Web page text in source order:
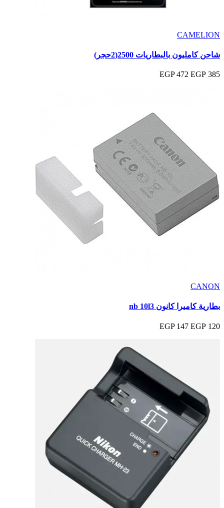
CAMELION
شاحن كامليون بالبطاريات 2500(2حجر)
385 EGP
472 EGP
CANON
بطارية كاميرا كانون nb 10l3
120 EGP
147 EGP